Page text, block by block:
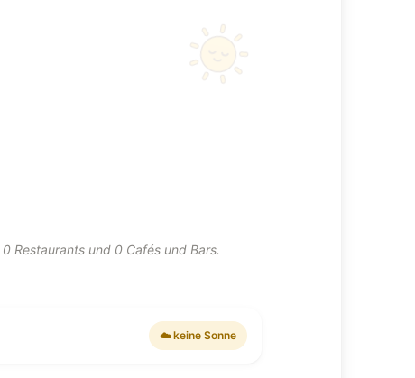
Restaurants und 0 Cafés und Bars.
☁️ keine Sonne